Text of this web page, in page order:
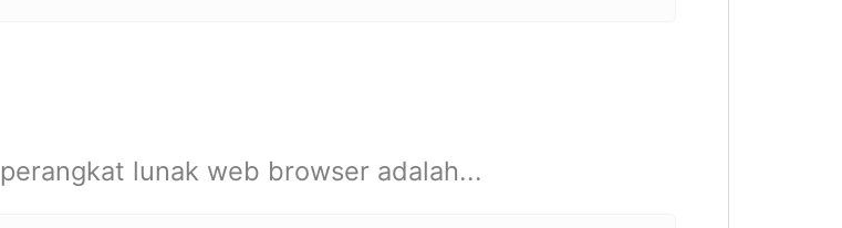
perangkat lunak web browser adalah...